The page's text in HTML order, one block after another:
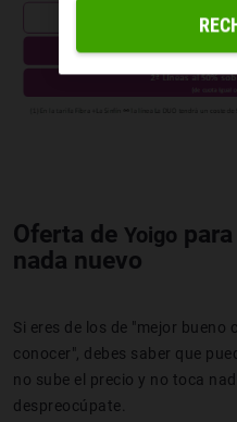
Oferta de Yoigo
nada nuevo
Si eres de los de "mejor
conocer", debes saber que
no sube el precio y no toca
despreocúpate.